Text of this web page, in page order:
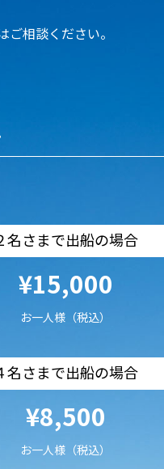
相談ください。
名さまで出船の場合
¥15,000
お一人様（税込）
名さまで出船の場合
¥8,500
お一人様（税込）